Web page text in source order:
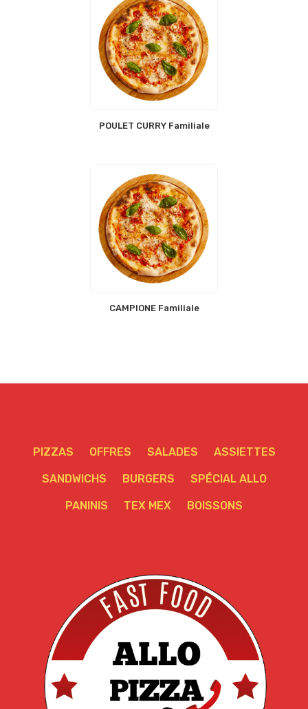
POULET CURRY Familiale
CAMPIONE Familiale
PIZZAS OFFRES SALADES ASSIETTES
SANDWICHS BURGERS SPÉCIAL ALLO
PANINIS TEX MEX BOISSONS